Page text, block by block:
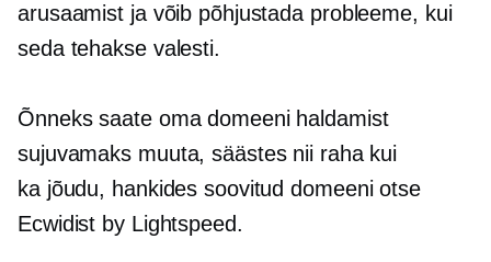
arusaamist ja võib põhjustada probleeme, kui
seda tehakse valesti.
Õnneks saate oma domeeni haldamist
sujuvamaks muuta, säästes nii raha kui
ka jõudu, hankides soovitud domeeni otse
Ecwidist by Lightspeed.